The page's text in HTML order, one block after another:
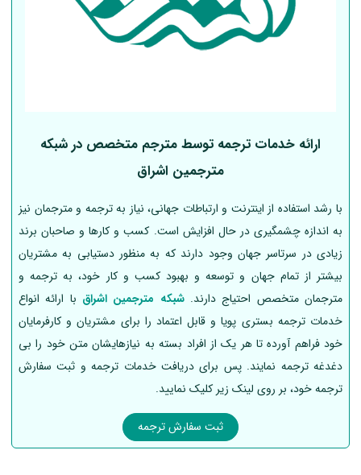
ارائه خدمات ترجمه توسط مترجم متخصص در شبکه
مترجمین اشراق
با رشد استفاده از اینترنت و ارتباطات جهانی، نیاز به ترجمه و مترجمان نیز
به اندازه چشمگیری در حال افزایش است. کسب و کارها و صاحبان برند
زیادی در سرتاسر جهان وجود دارند که به منظور دستیابی به مشتریان
بیشتر از تمام جهان و توسعه و بهبود کسب و کار خود، به ترجمه و
مترجمان متخصص احتیاج دارند.شبکه مترجمین اشراق با ارائه انواع
خدمات ترجمه بستری پویا و قابل اعتماد را برای مشتریان و کارفرمایان
خود فراهم آورده تا هر یک از افراد بسته به نیازهایشان متن خود را بی
دغدغه ترجمه نمایند. پس برای دریافت خدمات ترجمه و ثبت سفارش
ترجمه خود، بر روی لینک زیر کلیک نمایید.
ثبت سفارش ترجمه